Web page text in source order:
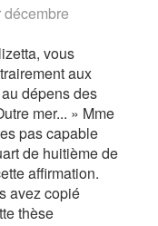
décembre
vous
aux
dépens des
mer... » Mme
pas capable
de huitième de
affirmation.
avez copié
thèse